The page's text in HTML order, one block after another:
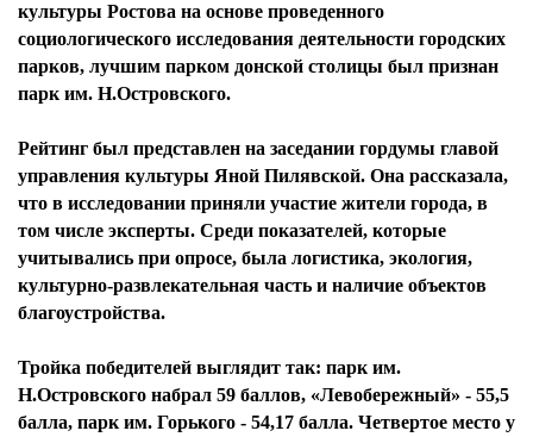
культуры Ростова на основе проведенного
социологического исследования деятельности городских
парков, лучшим парком донской столицы был признан
парк им. Н.Островского.
Рейтинг был представлен на заседании гордумы главой
управления культуры Яной Пилявской. Она рассказала,
что в исследовании приняли участие жители города, в
том числе эксперты. Среди показателей, которые
учитывались при опросе, была логистика, экология,
культурно-развлекательная часть и наличие объектов
благоустройства.
Тройка победителей выглядит так: парк им.
Н.Островского набрал 59 баллов, «Левобережный» - 55,5
балла, парк им. Горького - 54,17 балла. Четвертое место у